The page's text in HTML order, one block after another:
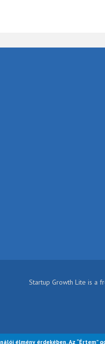
élmény érdekében. Az “Értem”
Startup Growth Lite is a